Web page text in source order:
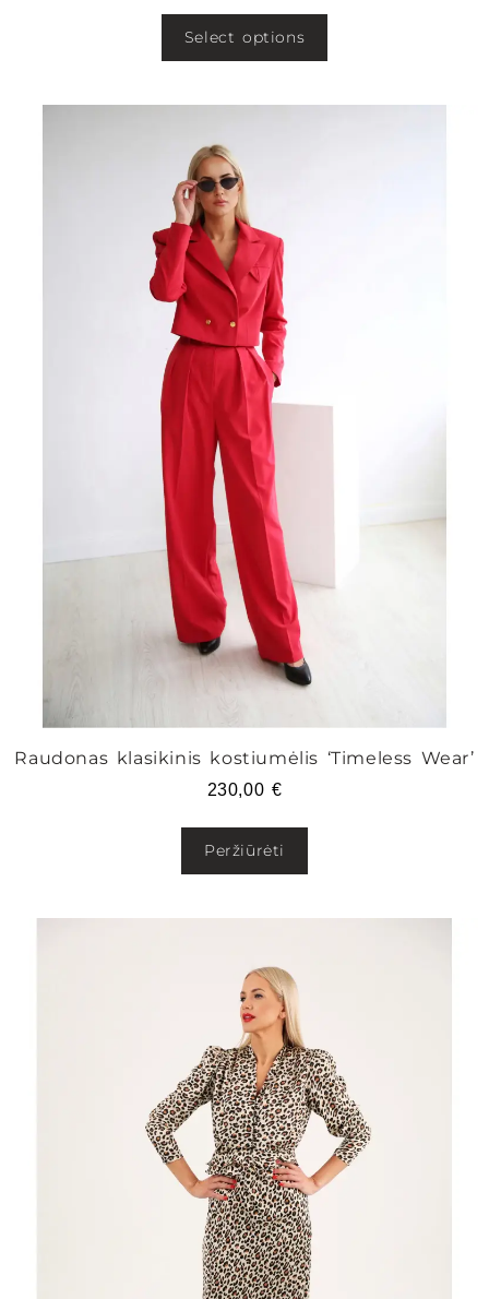
Select options
Raudonas klasikinis kostiumėlis ‘Timeless Wear’
230,00 €
Peržiūrėti